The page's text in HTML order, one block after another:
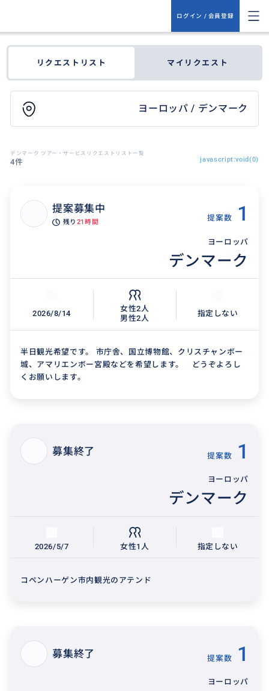
ログイン / 会員登録
リクエストリスト マイリクエスト
ヨーロッパ / デンマーク
デンマーク ツアー・サービスリクエストリスト一覧
4件 javascript:void(0)
提案募集中
残り 21時間 提案数 1
ヨーロッパ
デンマーク
2026/8/14
女性2人
男性2人
指定しない
半日観光希望です。 市庁舎、国立博物館、クリスチャンボー
城、アマリエンボー宮殿などを希望します。 どうぞよろし
くお願いします。
募集終了 提案数 1
ヨーロッパ
デンマーク
2026/5/7 女性1人 指定しない
コペンハーゲン市内観光のアテンド
募集終了 提案数 1
ヨーロッパ